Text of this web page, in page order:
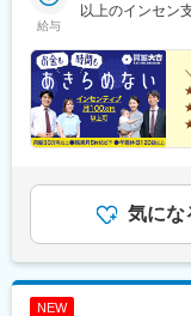
駅前店・岐阜県
野1-3-3 第2金子
目黒駅前店東京
徒歩3分（2）催
中心に、各地の
のイベントブー
給与
以上のインセン
毎月インセンテ
考慮の上で決定
給35万円以上＋
力を考慮の上で
目／インセンテ
気にな
NEW